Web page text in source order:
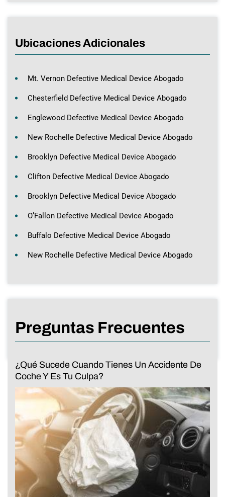
Ubicaciones Adicionales
Mt. Vernon Defective Medical Device Abogado
Chesterfield Defective Medical Device Abogado
Englewood Defective Medical Device Abogado
New Rochelle Defective Medical Device Abogado
Brooklyn Defective Medical Device Abogado
Clifton Defective Medical Device Abogado
Brooklyn Defective Medical Device Abogado
O’Fallon Defective Medical Device Abogado
Buffalo Defective Medical Device Abogado
New Rochelle Defective Medical Device Abogado
Preguntas Frecuentes
¿Qué Sucede Cuando Tienes Un Accidente De
Coche Y Es Tu Culpa?